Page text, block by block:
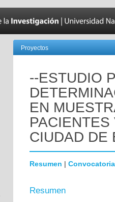
Proyectos
--ESTUDIO
EN
CIUDAD DE
Resumen | Convocatoria
Resumen